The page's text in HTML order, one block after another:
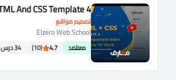
تصميم مواقع
And CSS Template 4
Elzero Web School
معتمد 4.7
(10) 34 درس